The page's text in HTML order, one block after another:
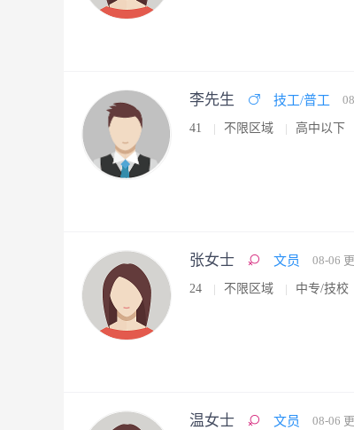
李先生 技工/普工
41 不限区域 高中以下
张女士 文员 08-06
24 不限区域 中专/技校
温女士 文员 08-06